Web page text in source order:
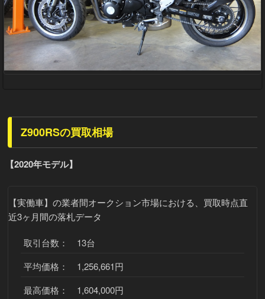
Z900RSの買取相場
【2020年モデル】
【実働車】の業者間オークション市場における、買取時点直
近3ヶ月間の落札データ
取引台数： 13台
平均価格： 1,256,661円
最高価格： 1,604,000円